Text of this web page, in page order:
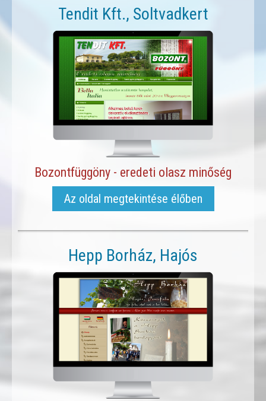
Tendit Kft., Soltvadkert
Bozontfüggöny - eredeti olasz minőség
Az oldal megtekintése élőben
Hepp Borház, Hajós